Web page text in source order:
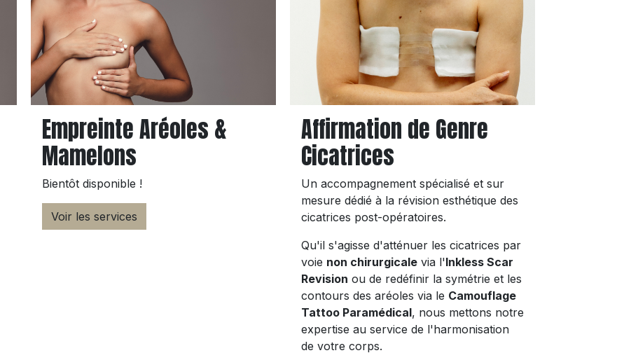
Empreinte Aréoles &
Mamelons
Bientôt disponible !
Voir les services
Affirmation de Genre
Cicatrices
Un accompagnement spécialisé et sur
mesure dédié à la révision esthétique des
cicatrices post-opératoires.
Qu'il s'agisse d'atténuer les cicatrices par
voie non chirurgicale via l'Inkless Scar
Revision ou de redéfinir la symétrie et les
contours des aréoles via le Camouflage
Tattoo Paramédical, nous mettons notre
expertise au service de l'harmonisation
de votre corps.